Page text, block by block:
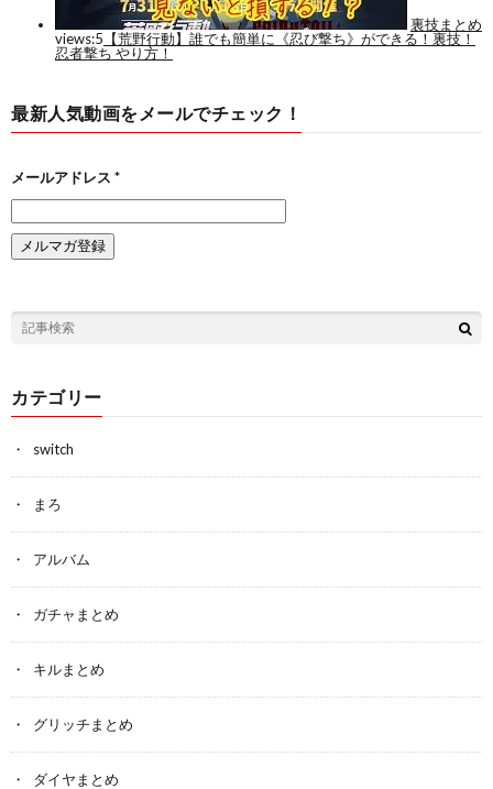
最新人気動画をメールでチェック！
メールアドレス *
カテゴリー
switch
まろ
アルバム
ガチャまとめ
キルまとめ
グリッチまとめ
ダイヤまとめ